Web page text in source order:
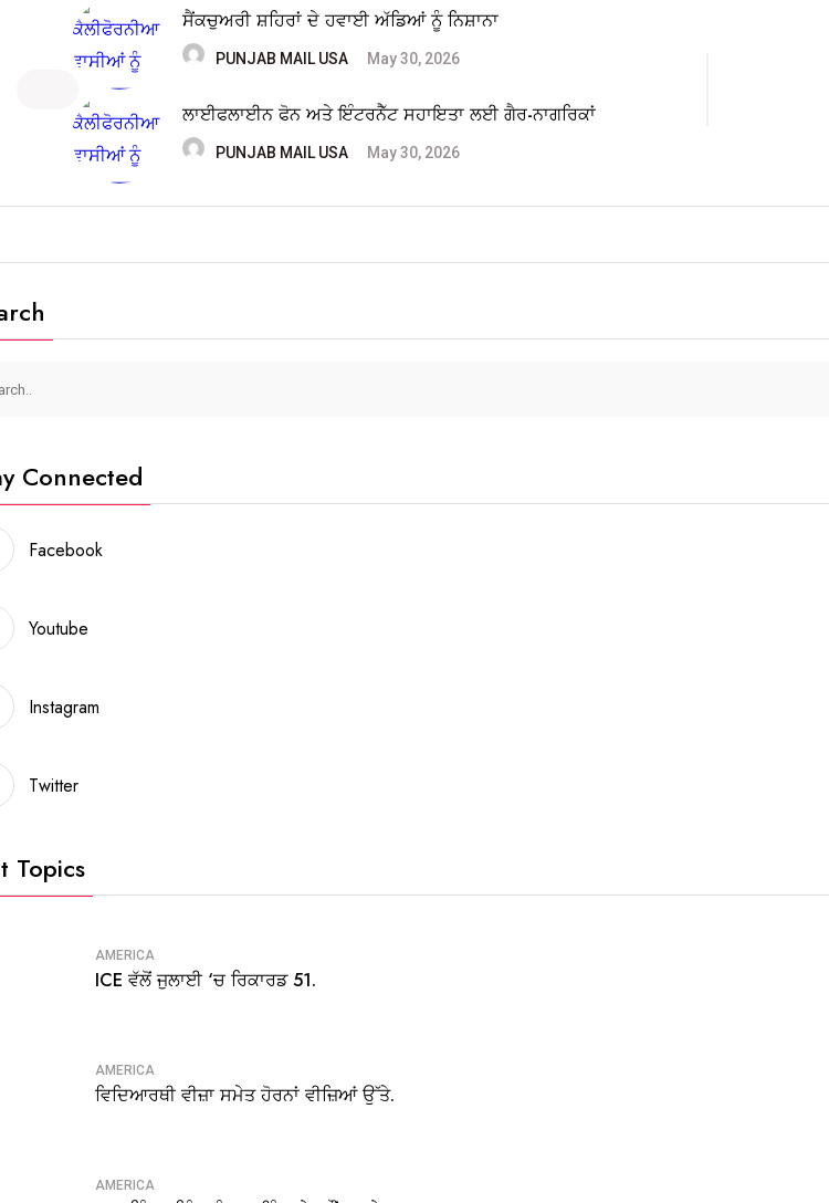
ਸੈਂਕਚੁਅਰੀ ਸ਼ਹਿਰਾਂ ਦੇ ਹਵਾਈ ਅੱਡਿਆਂ ਨੂੰ ਨਿਸ਼ਾਨਾ
PUNJAB MAIL USA May 30, 2026
ਲਾਈਫਲਾਈਨ ਫੋਨ ਅਤੇ ਇੰਟਰਨੈੱਟ ਸਹਾਇਤਾ ਲਈ ਗੈਰ-ਨਾਗਰਿਕਾਂ
PUNJAB MAIL USA May 30, 2026
Connected
Facebook
Youtube
Instagram
Twitter
Topics
AMERICA
ICE ਵੱਲੋਂ ਜੁਲਾਈ ‘ਚ ਰਿਕਾਰਡ 51.
AMERICA
ਵਿਦਿਆਰਥੀ ਵੀਜ਼ਾ ਸਮੇਤ ਹੋਰਨਾਂ ਵੀਜ਼ਿਆਂ ਉੱਤੇ.
AMERICA